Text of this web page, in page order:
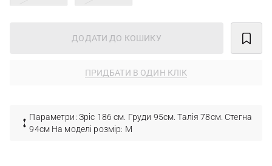
ДОДАТИ ДО КОШИКУ
ПРИДБАТИ В ОДИН КЛІК
Параметри: Зріс 186 см. Груди 95см. Талія 78см. Стегна
94см На моделі розмір: M